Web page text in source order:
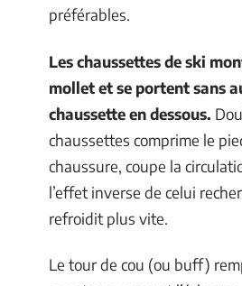
préférables.
Les chaussettes de ski
mollet et se portent sans
chaussette en dessous.
chaussettes comprime le
chaussure, coupe la
l’effet inverse de celui
refroidit plus vite.
Le tour de cou (ou buff)